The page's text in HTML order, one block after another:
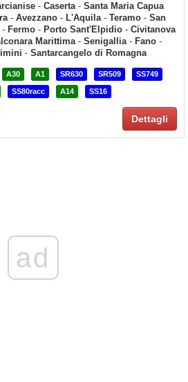
- Caserta- Santa Maria Capua
- Avezzano - L'Aquila- Teramo - San
- Fermo - Porto Sant'Elpidio - Civitanova
Marittima- Senigallia- Fano -
- Santarcangelo di Romagna
A30 A1 SR630 SR509 SS749
SS80racc A14 SS16
Dettagli
ad